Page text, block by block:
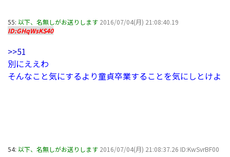
55: 以下、名無しがお送りします 2016/07/04(月) 21:08:40.19
ID:GHqWsKS40
>>51
別にええわ
そんなこと気にするより童貞卒業することを気にしとけよ
54: 以下、名無しがお送りします 2016/07/04(月) 21:08:37.26 ID:KwSvrBF00